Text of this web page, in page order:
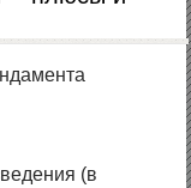
(в